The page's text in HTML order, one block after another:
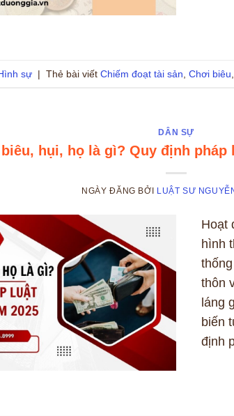
sự | Thẻ bài viết Chiếm đoạt tài sản Chơi biêu
DÂN SỰ
hụi, họ là gì? Quy định pháp
NGÀY ĐĂNG BỞI LUẬT SƯ
Hoạt
hình
thôn
láng
biến
định